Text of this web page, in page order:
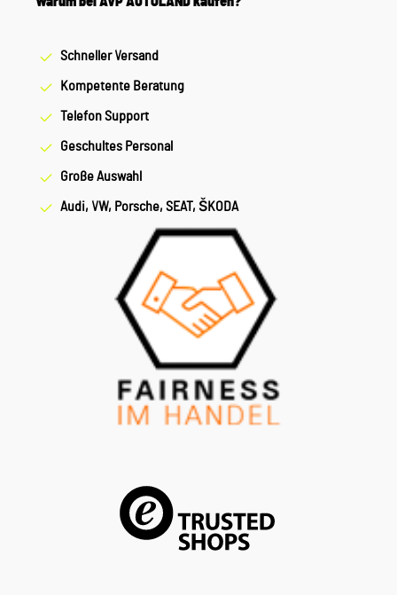
Schneller Versand
Kompetente Beratung
Telefon Support
Geschultes Personal
Große Auswahl
Audi, VW, Porsche, SEAT, ŠKODA